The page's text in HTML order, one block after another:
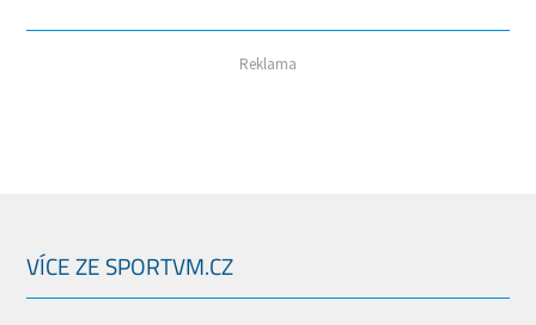
Reklama
VÍCE ZE SPORTVM.CZ